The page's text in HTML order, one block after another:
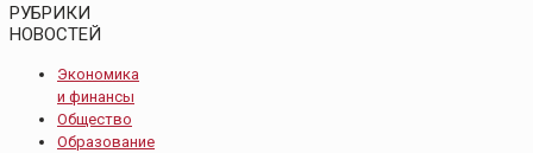
РУБРИКИ
НОВОСТЕЙ
Экономика
и финансы
Общество
Образование